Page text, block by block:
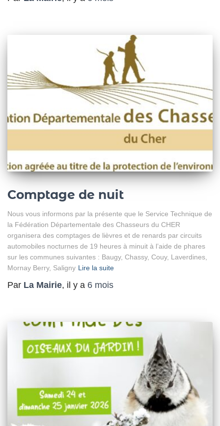
Comptage de nuit
Nous vous informons par la présente que le Service Technique de
la Fédération Départementale des Chasseurs du CHER
organisera des comptages de lièvres et de renards par circuits
automobiles nocturnes de 19 heures à minuit à l’aide de phares
sur les communes suivantes : Baugy, Chassy, Couy, Laverdines,
Mornay Berry, Saligny Lire la suite
Par La Mairie, il y a 6 mois